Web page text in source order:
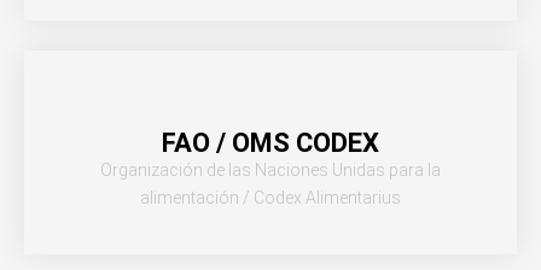
FAO / OMS CODEX
Organización de las Naciones Unidas para la
alimentación / Codex Alimentarius